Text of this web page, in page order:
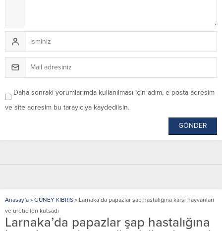
Daha sonraki yorumlarımda kullanılması için adım, e-posta adresim
ve site adresim bu tarayıcıya kaydedilsin.
Anasayfa » GÜNEY KIBRIS » Larnaka’da papazlar şap hastalığına karşı hayvanları
ve üreticilerı kutsadı
Larnaka’da papazlar şap hastalığına